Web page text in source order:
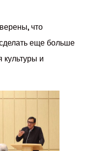
что
еще больше
культуры и